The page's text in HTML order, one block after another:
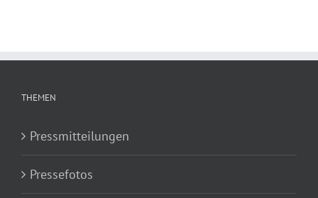
THEMEN
Pressmitteilungen
Pressefotos